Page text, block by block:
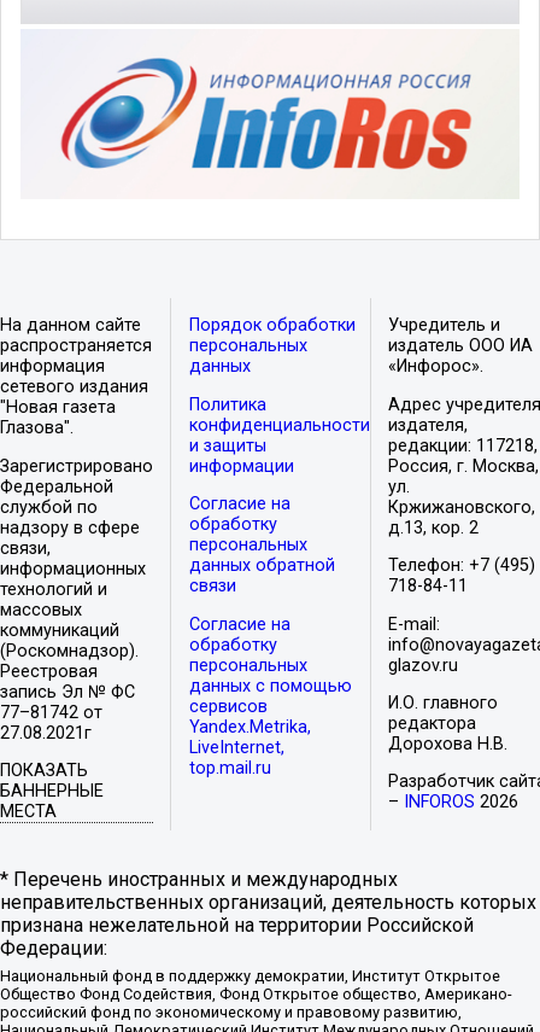
На данном сайте
распространяется
информация
сетевого издания
"Новая газета
Глазова".
Зарегистрировано
Федеральной
службой по
надзору в сфере
связи,
информационных
технологий и
массовых
коммуникаций
(Роскомнадзор).
Реестровая
запись Эл № ФС
77–81742 от
27.08.2021г
ПОКАЗАТЬ
БАННЕРНЫЕ
МЕСТА
Порядок обработки
персональных
данных
Политика
конфиденциальности
и защиты
информации
Согласие на
обработку
персональных
данных обратной
связи
Согласие на
обработку
персональных
данных с помощью
сервисов
Yandex.Metrika,
LiveInternet,
top.mail.ru
Учредитель и
издатель ООО ИА
«Инфорос».
Адрес
издателя,
редакции: 117218,
Россия, г. Москва,
ул.
Кржижановского,
д.13, кор. 2
Телефон: +7 (495)
718-84-11
E-mail:
glazov.ru
И.О. главного
редактора
Дорохова Н.В.
Разработчик
–
INFOROS 2026
* Перечень иностранных и международных
неправительственных организаций, деятельность которых
признана нежелательной на территории Российской
Федерации:
Национальный фонд в поддержку демократии, Институт Открытое
Общество Фонд Содействия, Фонд Открытое общество, Американо-
российский фонд по экономическому и правовому развитию,